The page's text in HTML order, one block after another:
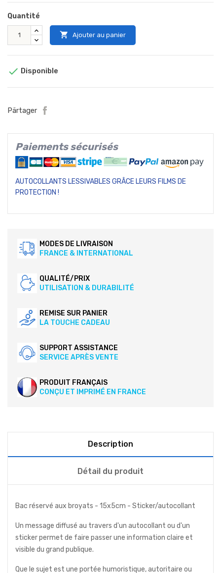
Quantité
 Ajouter au panier
 Disponible
Pärtager
Paiements sécurisés
AUTOCOLLANTS LESSIVABLES GRÂCE LEURS FILMS DE
PROTECTION !
MODES DE LIVRAISON
FRANCE & INTERNATIONAL
QUALITÉ/PRIX
UTILISATION & DURABILITÉ
REMISE SUR PANIER
LA TOUCHE CADEAU
SUPPORT ASSISTANCE
SERVICE APRÈS VENTE
PRODUIT FRANÇAIS
CONÇU ET IMPRIMÉ EN FRANCE
Description
Détail du produit
Bac réservé aux broyats - 15x5cm - Sticker/autocollant
Un message diffusé au travers d'un autocollant ou d'un
sticker permet de faire passer une information claire et
visible du grand publique.
Que le sujet est une portée humoristique, autoritaire ou